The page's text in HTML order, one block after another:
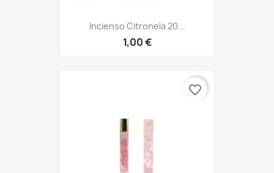
Incienso Citronela 20...
1,00 €
favorite_border